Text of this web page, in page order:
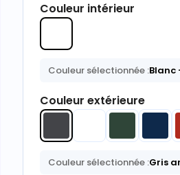
Couleur intérieur
Couleur sélectionnée :Blanc
Couleur extérieure
Couleur sélectionnée :Gris